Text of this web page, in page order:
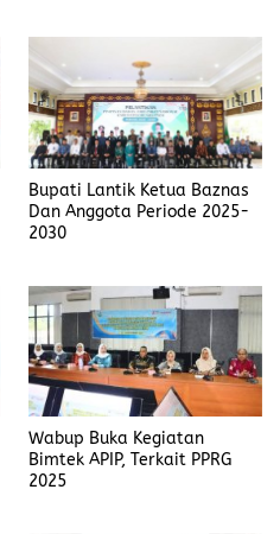
Bupati Lantik Ketua Baznas
Dan Anggota Periode 2025-
2030
Wabup Buka Kegiatan
Bimtek APIP, Terkait PPRG
2025